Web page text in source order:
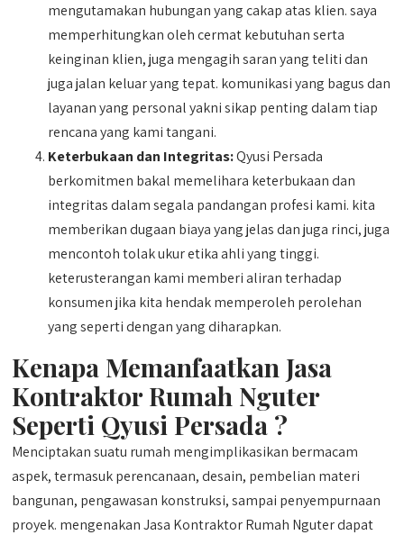
mengutamakan hubungan yang cakap atas klien. saya
memperhitungkan oleh cermat kebutuhan serta
keinginan klien, juga mengagih saran yang teliti dan
juga jalan keluar yang tepat. komunikasi yang bagus dan
layanan yang personal yakni sikap penting dalam tiap
rencana yang kami tangani.
Keterbukaan dan Integritas:Qyusi Persada
berkomitmen bakal memelihara keterbukaan dan
integritas dalam segala pandangan profesi kami. kita
memberikan dugaan biaya yang jelas dan juga rinci, juga
mencontoh tolak ukur etika ahli yang tinggi.
keterusterangan kami memberi aliran terhadap
konsumen jika kita hendak memperoleh perolehan
yang seperti dengan yang diharapkan.
Kenapa Memanfaatkan Jasa
Kontraktor Rumah Nguter
Seperti Qyusi Persada ?
Menciptakan suatu rumah mengimplikasikan bermacam
aspek, termasuk perencanaan, desain, pembelian materi
bangunan, pengawasan konstruksi, sampai penyempurnaan
proyek. mengenakan Jasa Kontraktor Rumah Nguter dapat